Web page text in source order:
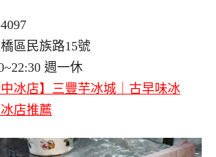
區民族路15號
週一休
中冰店】三豐芋冰城｜古早味冰
店推薦